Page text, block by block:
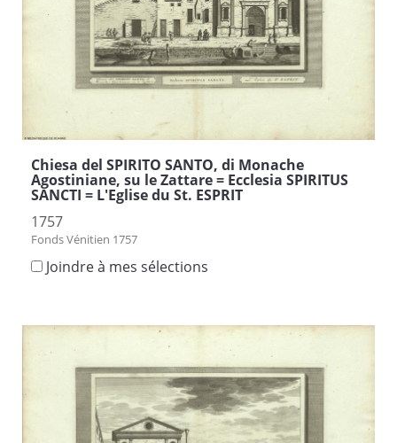
Chiesa del SPIRITO SANTO, di Monache
Agostiniane, su le Zattare = Ecclesia SPIRITUS
SANCTI = L'Eglise du St. ESPRIT
1757
Fonds Vénitien 1757
Joindre à mes sélections